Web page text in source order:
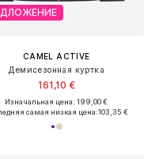
CAMEL ACTIVE
Демисезонная куртка
161,10 €
Изначальная цена: 199,00 €
самая низкая цена:103,35 €